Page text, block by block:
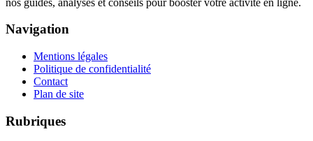
Navigation
Mentions légales
Politique de confidentialité
Contact
Plan de site
Rubriques